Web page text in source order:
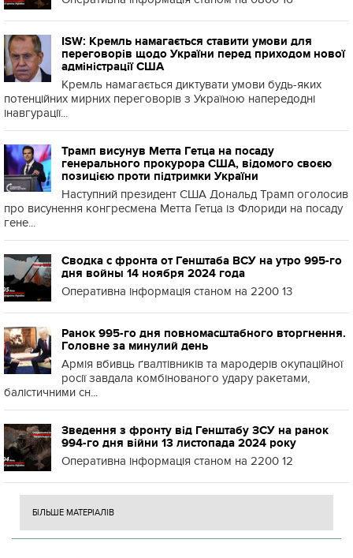
ISW: Кремль намагається ставити умови для
переговорів щодо України перед приходом нової
адміністрації США
Кремль намагається диктувати умови будь-яких
потенційних мирних переговорів з Україною напередодні
інавгурації...
Трамп висунув Метта Гетца на посаду
генерального прокурора США, відомого своєю
позицією проти підтримки України
Наступний президент США Дональд Трамп оголосив
про висунення конгресмена Метта Гетца із Флориди на посаду
гене...
Сводка с фронта от Генштаба ВСУ на утро 995-го
дня войны 14 ноября 2024 года
Оперативна інформація станом на 2200 13
Ранок 995-го дня повномасштабного вторгнення.
Головне за минулий день
Армія вбивць ґвалтівників та мародерів окупаційної
росії завдала комбінованого удару ракетами,
балістичними сн...
Зведення з фронту від Генштабу ЗСУ на ранок
994-го дня війни 13 листопада 2024 року
Оперативна інформація станом на 2200 12
БІЛЬШЕ МАТЕРІАЛІВ